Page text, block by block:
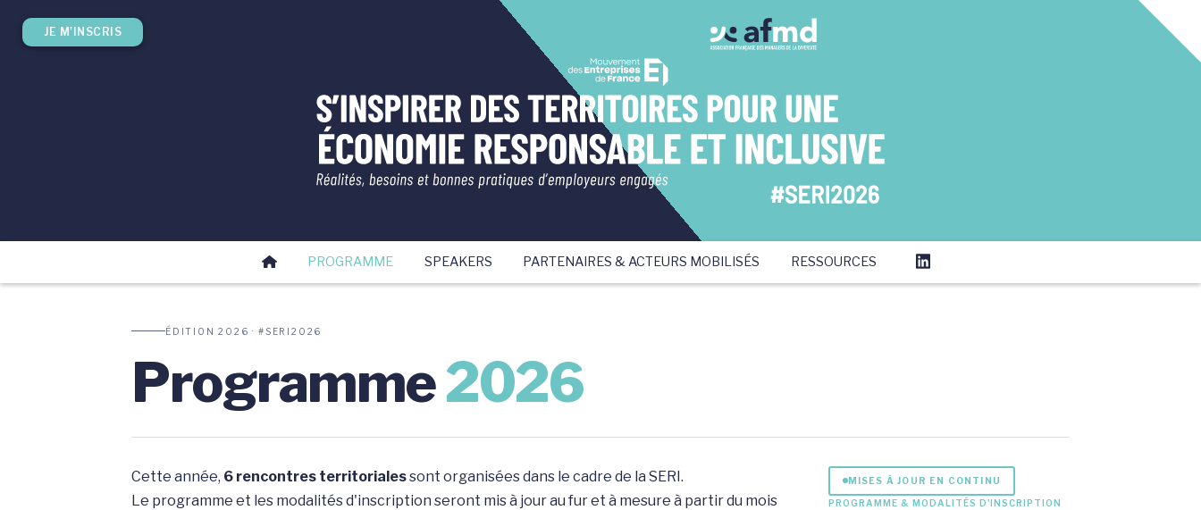
JE M'INSCRIS
PROGRAMME SPEAKERS PARTENAIRES & ACTEURS MOBILISÉS RESSOURCES
ÉDITION 2026 · #SERI2026
Programme2026
Cette année, 6 rencontres territorialessont organisées dans le cadre de la SERI.
Le programme et les modalités d'inscription seront mis à jour au fur et à mesure à partir du mois
MISES À JOUR EN CONTINU
PROGRAMME & MODALITÉS D'INSCRIPTION